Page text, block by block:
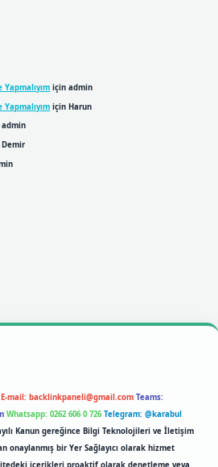
içinadmin
içinHarun
admin
Demir
E-mail: backlinkpaneli@gmail.com Teams:
Whatsapp: 0262 606 0 726 Telegram: @karabul
Kanun gereğince Bilgi Teknolojileri ve İletişim
onaylanmış bir Yer Sağlayıcı olarak hizmet